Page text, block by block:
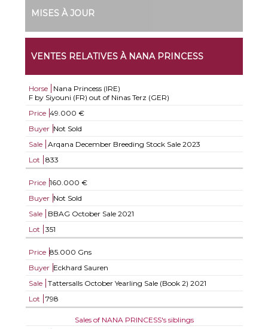
MISES À JOUR
VENTES RELATIVES À NANA PRINCESS
Horse
Nana Princess (IRE)
F by Siyouni (FR) out of Ninas Terz (GER)
Price 49.000 €
Buyer Not Sold
Sale
Arqana December Breeding Stock Sale 2023
Lot
833
Price 160.000 €
Buyer Not Sold
Sale
BBAG October Sale 2021
Lot
351
Price 85.000 Gns
Buyer Eckhard Sauren
Sale
Tattersalls October Yearling Sale (Book 2) 2021
Lot
798
Sales of NANA PRINCESS's siblings